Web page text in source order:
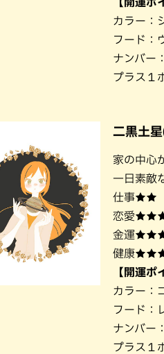
【開運ポ
カラー：
フード：
ナンバー
プラス１
二黒土
家の中心
一日素敵
仕事★★
恋愛
金運
健康
【開運ポ
カラー：
フード：
ナンバー
プラス１